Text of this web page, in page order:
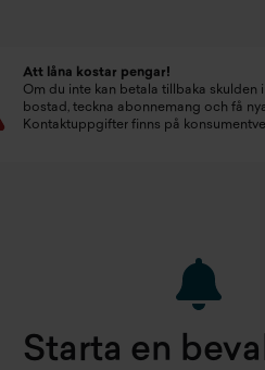
Att låna kostar pengar!
Om du inte kan betala tillbaka skulden
bostad, teckna abonnemang och få
Kontaktuppgifter finns på
Starta en